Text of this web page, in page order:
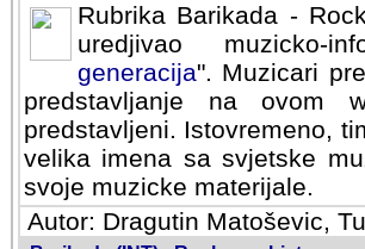
Rubrika Barikada -
uredjivao muzicko-
Muzicari predstavljeni u
na ovom web portalu
Istovremeno, tim nacinom
sa svjetske muzicke scene
materijale.
Autor: Dragutin Matoševic,